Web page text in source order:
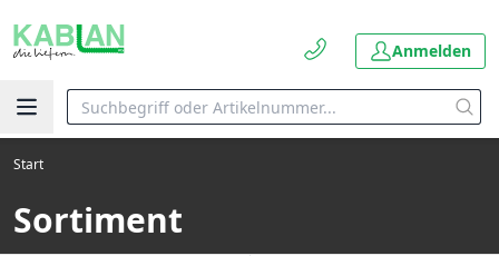
Anmelden
Start
Sortiment